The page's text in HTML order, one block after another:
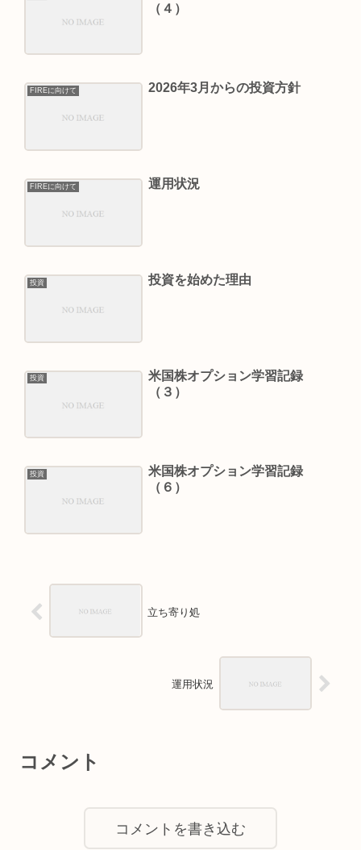
（４）
FIREに向けて 2026年3月からの投資方針
FIREに向けて 運用状況
投資 投資を始めた理由
投資
米国株オプション学習記録
（３）
投資
米国株オプション学習記録
（６）
立ち寄り処
運用状況
コメント
コメントを書き込む